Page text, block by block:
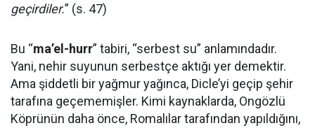
geçirdiler.” (s. 47)
Bu “ma’el-hurr” tabiri, “serbest su” anlamındadır.
Yani, nehir suyunun serbestçe aktığı yer demektir.
Ama şiddetli bir yağmur yağınca, Dicle’yi geçip şehir
tarafına geçememişler. Kimi kaynaklarda, Ongözlü
Köprünün daha önce, Romalılar tarafından yapıldığını,